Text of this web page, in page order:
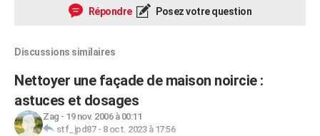
Répondre Posez votre question
Discussions similaires
Nettoyer une façade de maison noircie :
astuces et dosages
Zag - 19 nov. 2006 à 00:11
stf_jpd87- 8 oct. 2023 à 17:56